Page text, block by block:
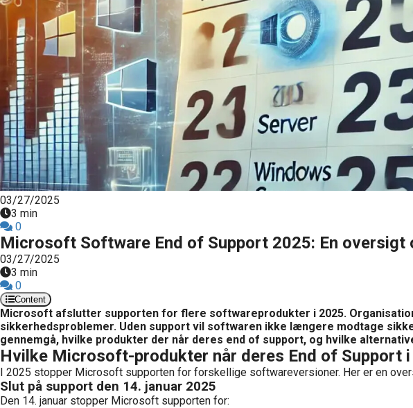
03/27/2025
3 min
0
Microsoft Software End of Support 2025: En oversigt
03/27/2025
3 min
0
Content
Microsoft afslutter supporten for flere softwareprodukter i 2025.
sikkerhedsproblemer. Uden support vil softwaren ikke længere modtage
gennemgå, hvilke produkter der når deres end of support, og hvilke
Hvilke Microsoft-produkter når deres End of Support
I 2025 stopper Microsoft supporten for forskellige softwareversioner. Her er en
Slut på support den 14. januar 2025
Den 14. januar stopper Microsoft supporten for: